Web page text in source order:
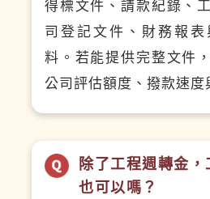
得標文件、請款紀錄、
司登記文件、財務報
料。若能提供完整文件
公司評估額度、撥款速度
除了工程週轉金
也可以嗎？